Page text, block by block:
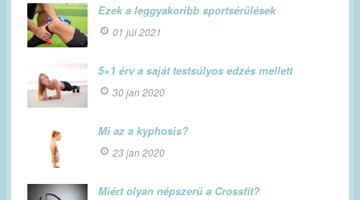
Ezek a leggyakoribb sportsérülések
01 júl 2021
5+1 érv a saját testsúlyos edzés mellett
30 jan 2020
Mi az a kyphosis?
23 jan 2020
Miért olyan népszerű a Crossfit?